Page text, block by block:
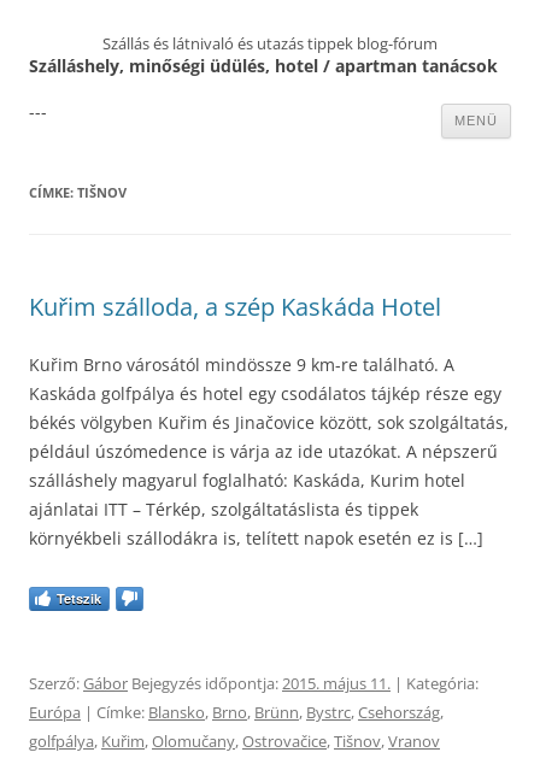
Szállás és látnivaló és utazás tippek blog-fórum
Szálláshely, minőségi üdülés, hotel / apartman tanácsok
MENÜ
---
CÍMKE: TIŠNOV
Kuřim szálloda, a szép Kaskáda Hotel
Kuřim Brno városától mindössze 9 km-re található. A
Kaskáda golfpálya és hotel egy csodálatos tájkép része egy
békés völgyben Kuřim és Jinačovice között, sok szolgáltatás,
például úszómedence is várja az ide utazókat. A népszerű
szálláshely magyarul foglalható: Kaskáda, Kurim hotel
ajánlatai ITT – Térkép, szolgáltatáslista és tippek
környékbeli szállodákra is, telített napok esetén ez is […]
Tetszik
Szerző:Gábor Bejegyzés időpontja:2015. május 11. | Kategória:
Európa | Címke: Blansko, Brno, Brünn, Bystrc,Csehország,
golfpálya, Kuřim,Olomučany,Ostrovačice,Tišnov,Vranov